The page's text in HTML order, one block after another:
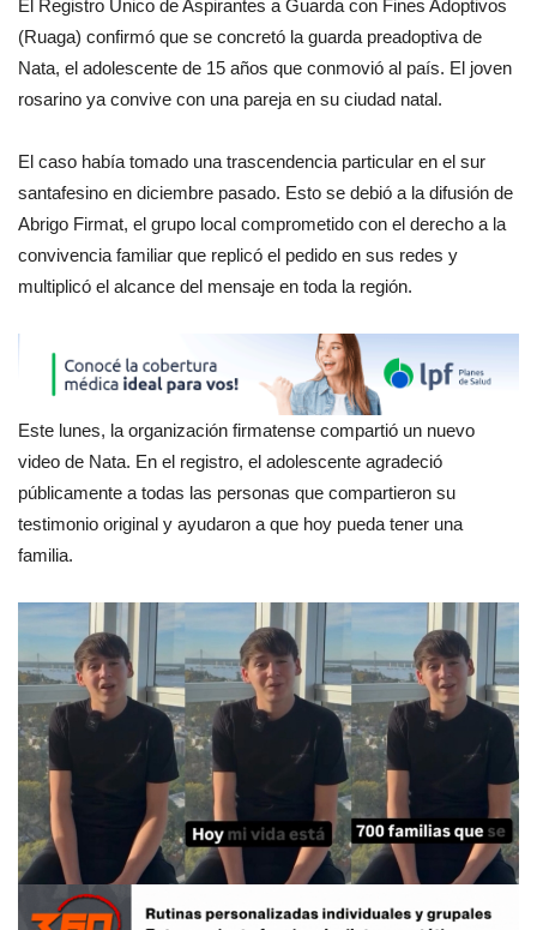
El Registro Único de Aspirantes a Guarda con Fines Adoptivos
(Ruaga) confirmó que se concretó la guarda preadoptiva de
Nata, el adolescente de 15 años que conmovió al país. El joven
rosarino ya convive con una pareja en su ciudad natal.
El caso había tomado una trascendencia particular en el sur
santafesino en diciembre pasado. Esto se debió a la difusión de
Abrigo Firmat, el grupo local comprometido con el derecho a la
convivencia familiar que replicó el pedido en sus redes y
multiplicó el alcance del mensaje en toda la región.
Este lunes, la organización firmatense compartió un nuevo
video de Nata. En el registro, el adolescente agradeció
públicamente a todas las personas que compartieron su
testimonio original y ayudaron a que hoy pueda tener una
familia.